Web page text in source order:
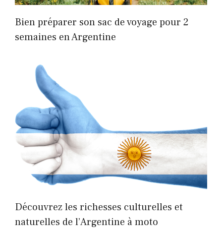
Bien préparer son sac de voyage pour 2
semaines en Argentine
Découvrez les richesses culturelles et
naturelles de l’Argentine à moto